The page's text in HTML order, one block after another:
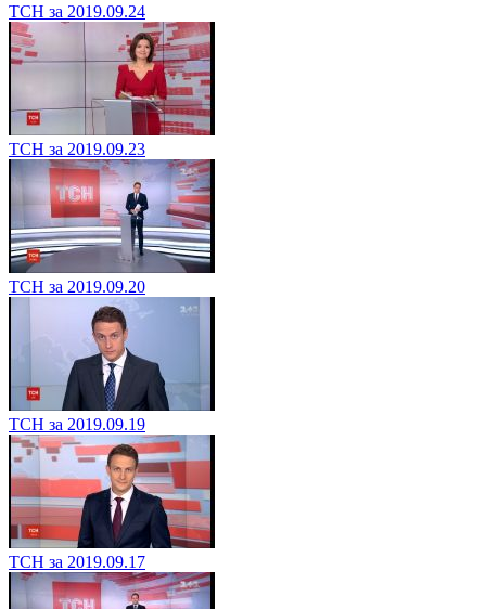
ТСН за 2019.09.24
ТСН за 2019.09.23
ТСН за 2019.09.20
ТСН за 2019.09.19
ТСН за 2019.09.17